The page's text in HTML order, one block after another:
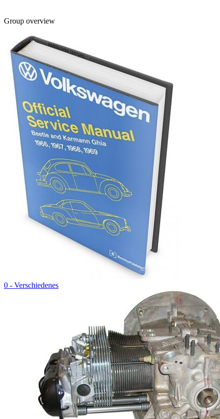
Group overview
0 - Verschiedenes